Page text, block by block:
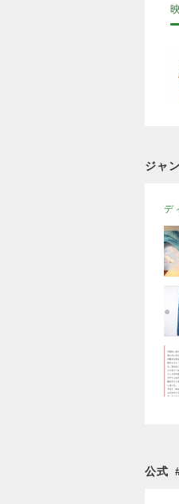
ジャ
デ
公式